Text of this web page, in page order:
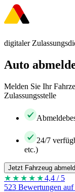
digitaler
Auto
Melden Sie Ihr
Zulassungsstelle
24/7
etc.)
Jetzt Fahrzeug
★★★★ ★4,4 / 5
523 Bewertungen